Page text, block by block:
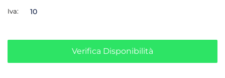
Iva: 10
Verifica Disponibilità